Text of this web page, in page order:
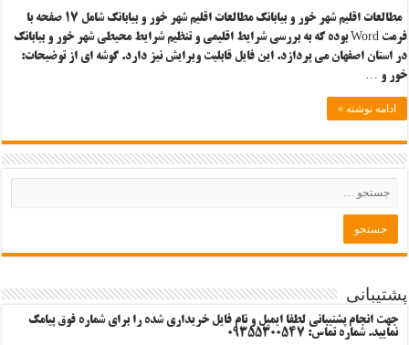
مطالعات اقلیم شهر خور و بیابانک مطالعات اقلیم شهر خور و بیابانک شامل ۱۷ صفحه با
فرمت Word بوده که به بررسی شرایط اقلیمی و تنظیم شرایط محیطی شهر خور و بیابانک
در استان اصفهان می پردازد. این فایل قابلیت ویرایش نیز دارد. گوشه ای از توضیحات:
خور و …
ادامه نوشته »
پشتیبانی
جهت انجام پشتیبانی لطفا ایمیل و نام فایل خریداری شده را برای شماره فوق پیامک
نمایید. شماره تماس: 09355300547